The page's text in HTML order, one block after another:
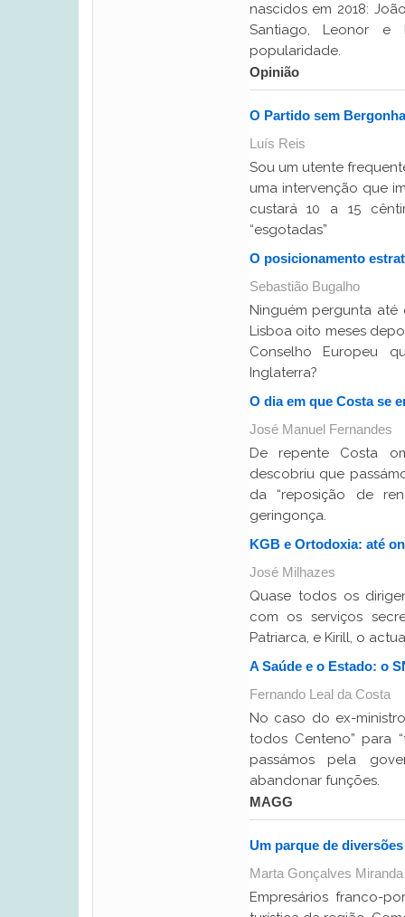
nascidos em 2018:
Santiago, Leonor e
popularidade.
Opinião
O Partido sem Bergonha
Luís Reis
Sou um utente
uma intervenção que
custará 10 a 15
“esgotadas”
O posicionamento
Sebastião Bugalho
Ninguém pergunta até
Lisboa oito meses
Conselho Europeu
Inglaterra?
O dia em que Costa se
José Manuel Fernandes
De repente Costa
descobriu que
da “reposição de
geringonça.
KGB e Ortodoxia: até
José Milhazes
Quase todos os
com os serviços
Patriarca, e Kirill, o
A Saúde e o Estado: o
Fernando Leal da Costa
No caso do ex-
todos Centeno” para
passámos pela
abandonar funções.
MAGG
Um parque de
Marta Gonçalves Miranda
Empresários franco-